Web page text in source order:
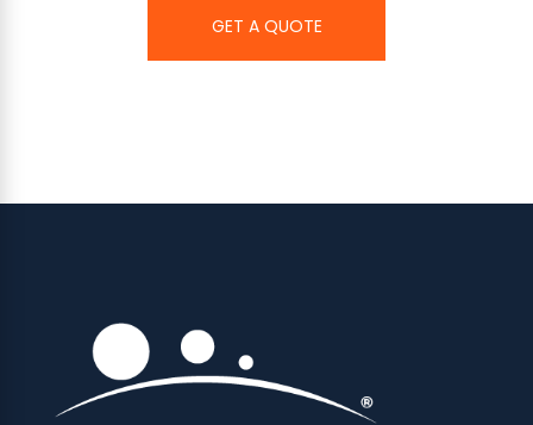
GET A QUOTE